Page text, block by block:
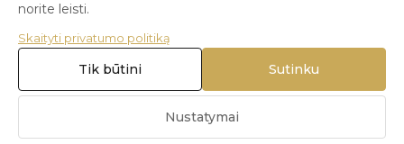
© 2026 Blizga.lt. Visos teisės saugomos. |Privatumo politika|
Naudojimo sąlygos
norite leisti.
Skaityti privatumo politiką
Nustatymai
Tik būtini Sutinku